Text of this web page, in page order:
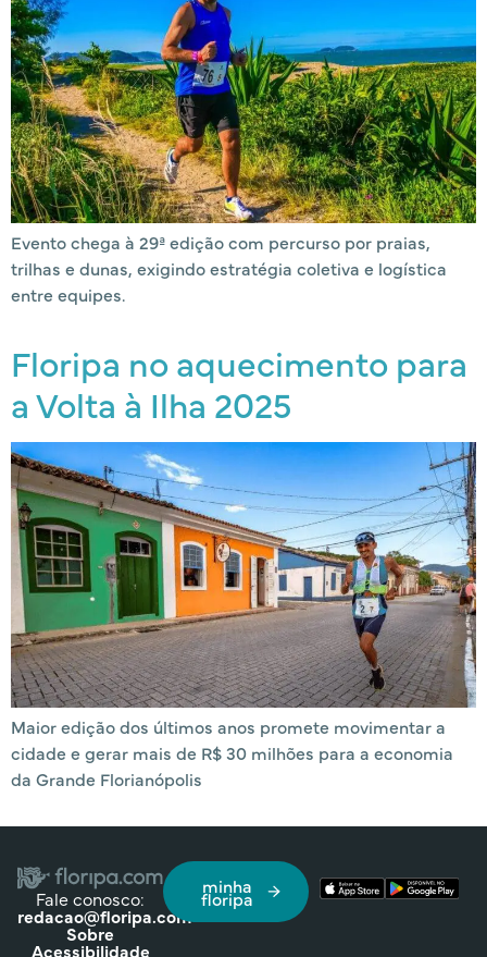
Evento chega à 29ª edição com percurso por praias,
trilhas e dunas, exigindo estratégia coletiva e logística
entre equipes.
Floripa no aquecimento para
a Volta à Ilha 2025
Maior edição dos últimos anos promete movimentar a
cidade e gerar mais de R$ 30 milhões para a economia
da Grande Florianópolis
Fale conosco:
redacao@floripa.com
Sobre
Acessibilidade
minha
floripa